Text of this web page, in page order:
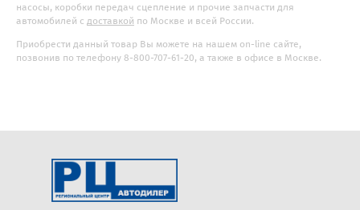
насосы, коробки передач сцепление и прочие запчасти для
автомобилей с доставкой по Москве и всей России.
Приобрести данный товар Вы можете на нашем on-line сайте,
позвонив по телефону 8-800-707-61-20, а также в офисе в Москве.